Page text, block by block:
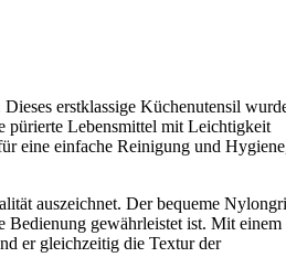
erstklassige Küchenutensil
pürierte Lebensmittel mit Leichtigkeit
eine einfache Reinigung und
auszeichnet. Der bequeme
Bedienung gewährleistet ist. Mit einem
er gleichzeitig die Textur der